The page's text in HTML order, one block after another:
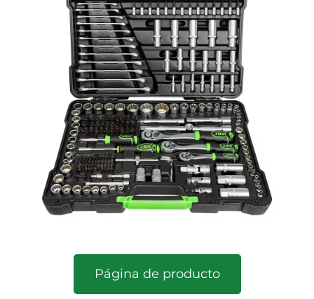
Página de producto